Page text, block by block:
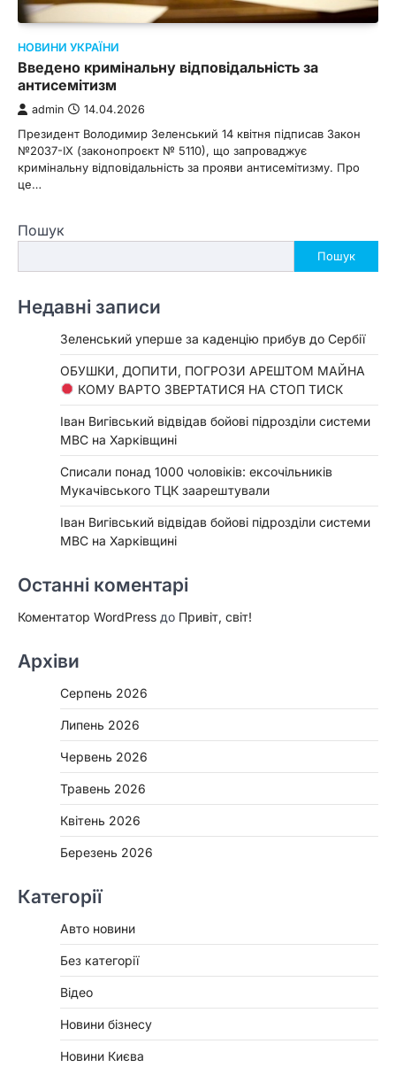
НОВИНИ УКРАЇНИ
Введено кримінальну відповідальність за
антисемітизм
admin 14.04.2026
Президент Володимир Зеленський 14 квітня підписав Закон
№2037-ІХ (законопроєкт № 5110), що запроваджує
кримінальну відповідальність за прояви антисемітизму. Про
це…
Пошук
Пошук
Недавні записи
Зеленський уперше за каденцію прибув до Сербії
ОБУШКИ, ДОПИТИ, ПОГРОЗИ АРЕШТОМ МАЙНА
КОМУ ВАРТО ЗВЕРТАТИСЯ НА СТОП ТИСК
Іван Вигівський відвідав бойові підрозділи системи
МВС на Харківщині
Списали понад 1000 чоловіків: ексочільників
Мукачівського ТЦК заарештували
Іван Вигівський відвідав бойові підрозділи системи
МВС на Харківщині
Останні коментарі
Коментатор WordPress до Привіт, світ!
Архіви
Серпень 2026
Липень 2026
Червень 2026
Травень 2026
Квітень 2026
Березень 2026
Категорії
Авто новини
Без категорії
Відео
Новини бізнесу
Новини Києва